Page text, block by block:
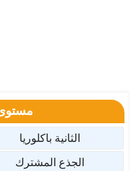
مستوى
الثانية باكلوريا
الجذع المشترك